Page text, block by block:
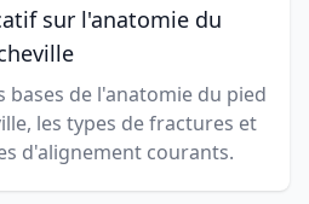
sur l'anatomie du
bases de l'anatomie du pied
les types de fractures et
d'alignement courants.